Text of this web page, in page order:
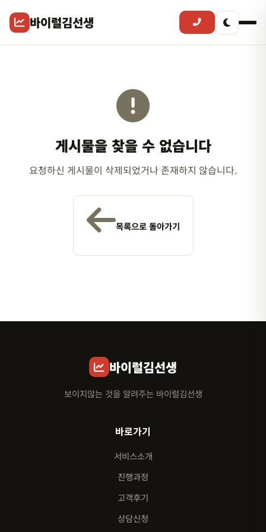
바이럴김선생
게시물을 찾을 수 없습니다
요청하신 게시물이 삭제되었거나 존재하지 않습니다.
목록으로 돌아가기
바이럴김선생
보이지않는 것을 알려주는 바이럴김선생
바로가기
서비스소개
진행과정
고객후기
상담신청